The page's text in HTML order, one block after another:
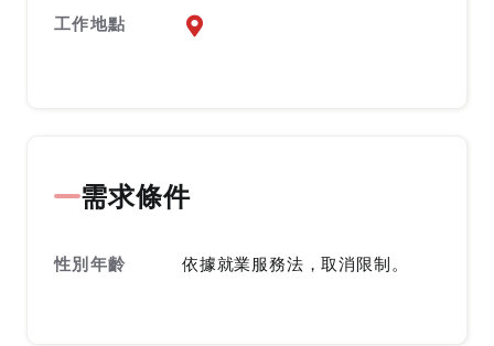
工作地點 前往查看地圖
需求條件
性別年齡 依據就業服務法，取消限制。